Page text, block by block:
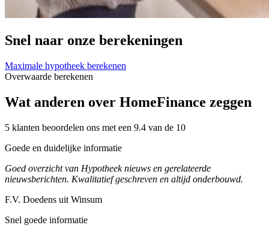
Snel naar onze berekeningen
Maximale hypotheek berekenen
Overwaarde berekenen
Wat anderen over HomeFinance zeggen
5 klanten beoordelen ons met een 9.4 van de 10
Goede en duidelijke informatie
Goed overzicht van Hypotheek nieuws en gerelateerde
nieuwsberichten. Kwalitatief geschreven en altijd onderbouwd.
F.V. Doedens uit Winsum
Snel goede informatie